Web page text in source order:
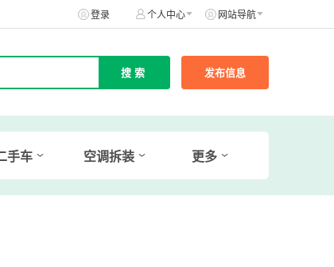
登录 个人中心 网站导航
发布信息
手车 空调拆装 更多